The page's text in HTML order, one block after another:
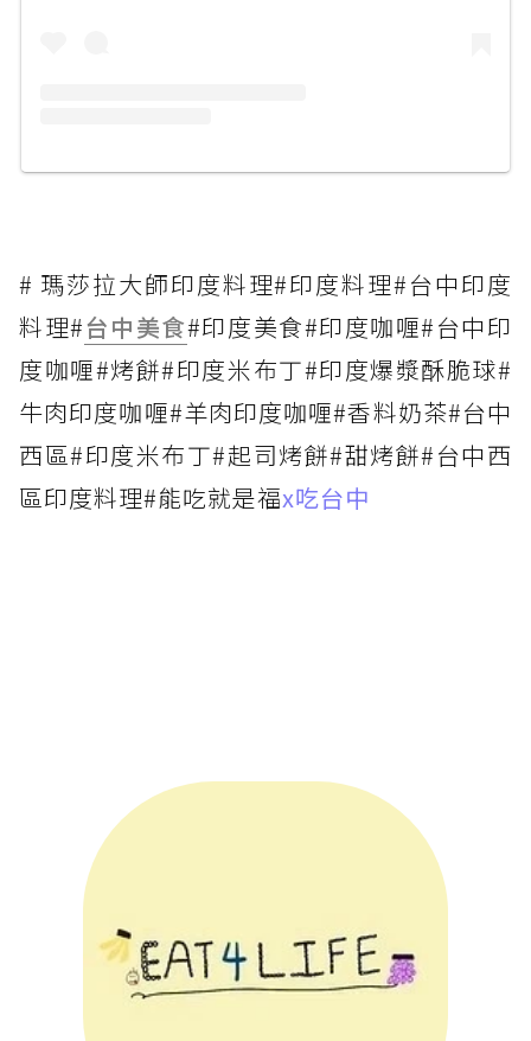
# 瑪莎拉大師印度料理#印度料理#台中印度
料理#台中美食#印度美食#印度咖喱#台中印
度咖喱#烤餅#印度米布丁#印度爆漿酥脆球#
牛肉印度咖喱#羊肉印度咖喱#香料奶茶#台中
西區#印度米布丁#起司烤餅#甜烤餅#台中西
區印度料理#能吃就是福x吃台中